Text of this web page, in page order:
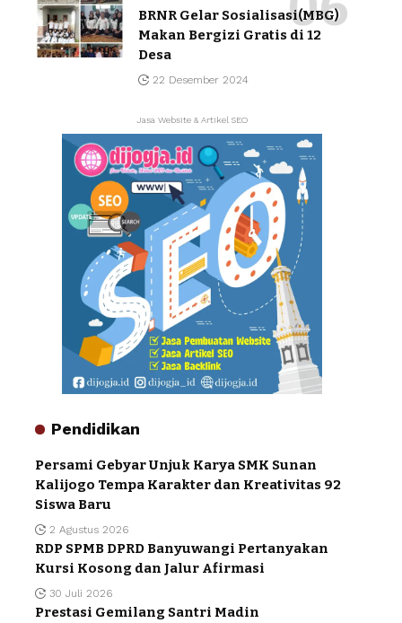
BRNR Gelar Sosialisasi(MBG)
Makan Bergizi Gratis di 12
Desa
22 Desember 2024
Jasa Website & Artikel SEO
Pendidikan
Persami Gebyar Unjuk Karya SMK Sunan
Kalijogo Tempa Karakter dan Kreativitas 92
Siswa Baru
2 Agustus 2026
RDP SPMB DPRD Banyuwangi Pertanyakan
Kursi Kosong dan Jalur Afirmasi
30 Juli 2026
Prestasi Gemilang Santri Madin